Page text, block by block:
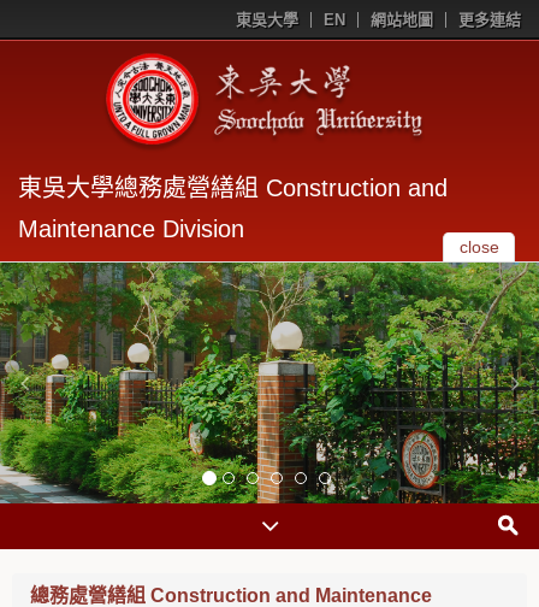
東吳大學 EN 網站地圖 更多連結
東吳大學總務處營繕組 Construction and
Maintenance Division
close
總務處營繕組 Construction and Maintenance